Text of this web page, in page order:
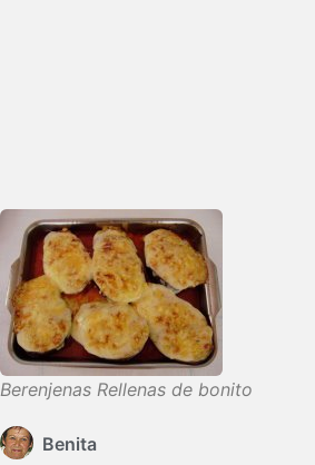
Berenjenas Rellenas de bonito
Benita